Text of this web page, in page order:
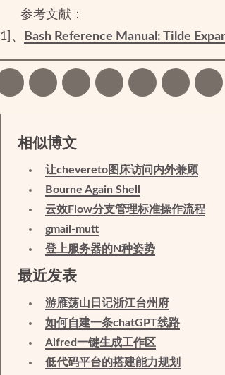
参考文献：
[1]、
Bash Reference Manual: Tilde
相似博文
让chevereto图床访问内外兼顾
Bourne Again Shell
云效Flow分支管理标准操作流程
gmail-mutt
登上服务器的N种姿势
最近发表
游雁荡山日记浙江台州府
如何自建一条chatGPT线路
Alfred一键生成工作区
低代码平台的搭建能力规划